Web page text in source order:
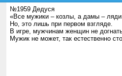
№1959 Дедуся
«Все мужики – козлы, а дамы –
Но, это лишь при первом взгляде.
В игре, мужчинам женщин не
Мужик не может, так естественно